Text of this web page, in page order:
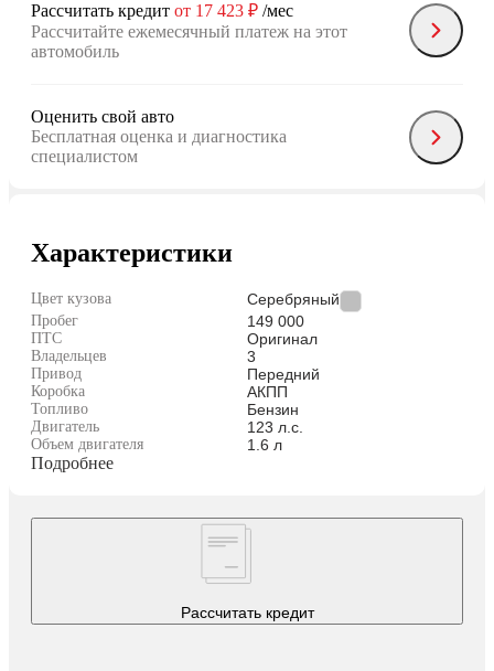
Рассчитать кредит от 17 423 ₽ /мес
Рассчитайте ежемесячный платеж на этот
автомобиль
Оценить свой авто
Бесплатная оценка и диагностика
специалистом
Характеристики
Цвет кузова Серебряный
Пробег 149 000
ПТС Оригинал
Владельцев 3
Привод Передний
Коробка АКПП
Топливо Бензин
Двигатель 123 л.с.
Объем двигателя 1.6 л
Подробнее
Рассчитать кредит